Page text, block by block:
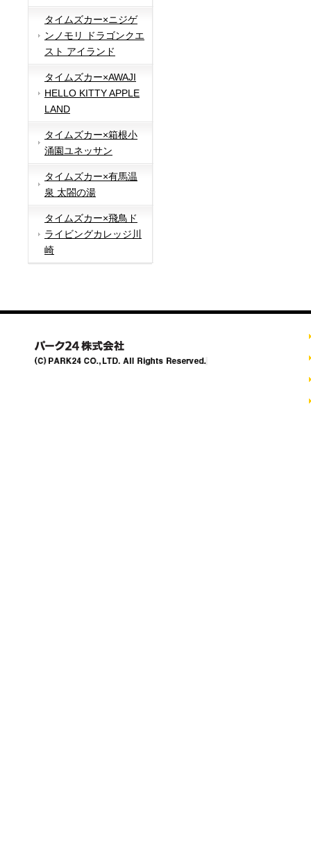
タイムズカー×ニジゲ
ンノモリ ドラゴンクエ
スト アイランド
タイムズカー×AWAJI
HELLO KITTY APPLE
LAND
タイムズカー×箱根小
涌園ユネッサン
タイムズカー×有馬温
泉 太閤の湯
タイムズカー×飛鳥ド
ライビングカレッジ川
崎